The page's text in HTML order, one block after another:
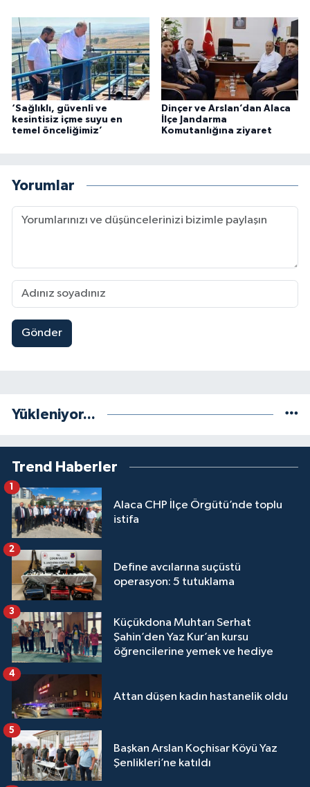
‘Sağlıklı, güvenli ve
kesintisiz içme suyu en
temel önceliğimiz’
Dinçer ve Arslan’dan Alaca
İlçe Jandarma
Komutanlığına ziyaret
Yorumlar
Gönder
Yükleniyor...
Trend Haberler
Alaca CHP İlçe Örgütü’nde toplu
istifa
1
Define avcılarına suçüstü
operasyon: 5 tutuklama
2
Küçükdona Muhtarı Serhat
Şahin’den Yaz Kur’an kursu
öğrencilerine yemek ve hediye
3
Attan düşen kadın hastanelik oldu
4
Başkan Arslan Koçhisar Köyü Yaz
Şenlikleri’ne katıldı
5